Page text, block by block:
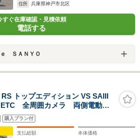
住所
兵庫県神戸市北区
すぐ在庫確認・見積依頼
電話する
ＳＡＮＹＯ
トップエディション VS SAIII
全周囲カメラ 両側電動ス
害軽減システム オートマチッ
イト LEDヘッドランプ アイ
ートキー
購入プラン付
支払総額 本体価格